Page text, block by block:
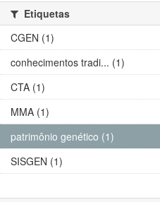
Etiquetas
CGEN (1)
conhecimentos tradi... (1)
CTA (1)
MMA (1)
patrimônio genético (1)
SISGEN (1)